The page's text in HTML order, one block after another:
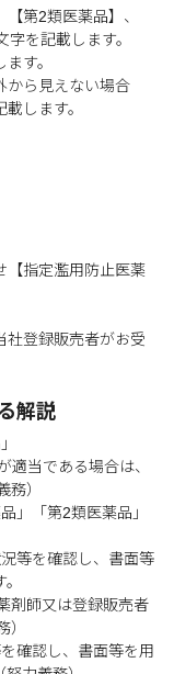
第2類医薬品】、
を記載します。
す。
から見えない場合
します。
【指定濫用防止医薬
社登録販売者がお受
解説
適当である場合は、
務）
」「第2類医薬品」
等を確認し、書面等
剤師又は登録販売者
確認し、書面等を用